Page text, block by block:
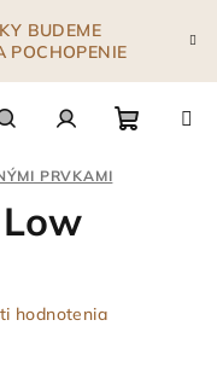
BUDEME
POCHOPENIE
PRVKAMI
hodnotenia